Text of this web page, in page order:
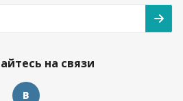
на связи